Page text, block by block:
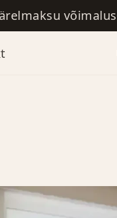
võimalus